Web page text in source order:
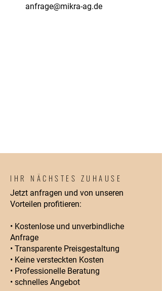
anfrage@mikra-ag.de
IHR NÄCHSTES ZUHAUSE
Jetzt anfragen und von unseren
Vorteilen profitieren:
• Kostenlose und unverbindliche
Anfrage
• Transparente Preisgestaltung
• Keine versteckten Kosten
• Professionelle Beratung
• schnelles Angebot